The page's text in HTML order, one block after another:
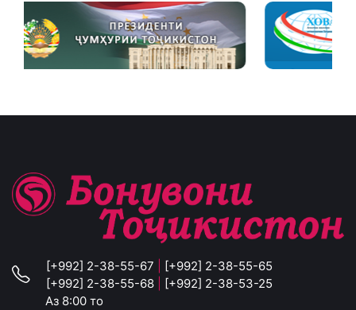
[+992] 2-38-55-67
[+992] 2-38-55-65
[+992] 2-38-55-68
[+992] 2-38-53-25
Аз 8:00 то